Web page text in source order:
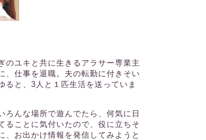
のユキと共に生きるアラサー専業主
、仕事を退職。夫の転勤に付きそい
ると、3人と１匹生活を送っていま
ろんな場所で遊んでたら、何気に日
ることに気付いたので、役に立ちそ
、お出かけ情報を発信してみようと